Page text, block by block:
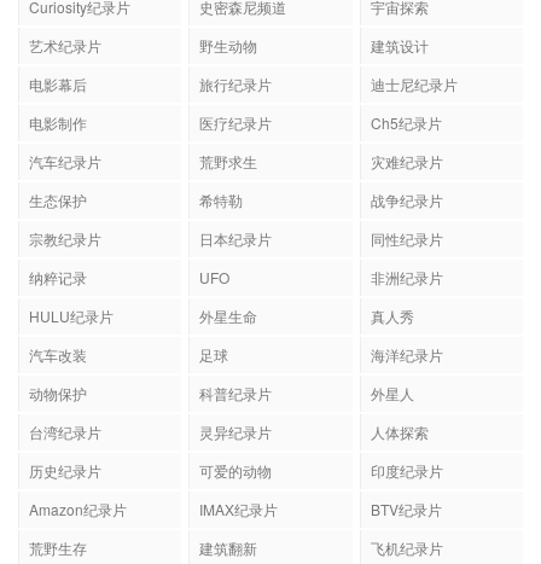
Curiosity纪录片 史密森尼频道
宇宙探索
艺术纪录片
野生动物
建筑设计
电影幕后
旅行纪录片
迪士尼纪录片
电影制作
医疗纪录片
Ch5纪录片
汽车纪录片
荒野求生
灾难纪录片
生态保护
希特勒
战争纪录片
宗教纪录片
日本纪录片
同性纪录片
纳粹记录
UFO
非洲纪录片
HULU纪录片
外星生命
真人秀
汽车改装
足球
海洋纪录片
动物保护
科普纪录片
外星人
台湾纪录片
灵异纪录片
人体探索
历史纪录片
可爱的动物
印度纪录片
Amazon纪录片
IMAX纪录片
BTV纪录片
荒野生存
建筑翻新
飞机纪录片